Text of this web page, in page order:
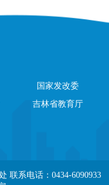
国家发改委
吉林省教育厅
联系电话：0434-6090933